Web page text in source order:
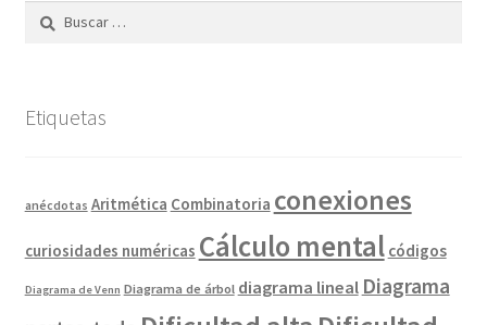
Buscar:
Etiquetas
anécdotas Aritmética Combinatoria conexiones
curiosidades numéricas Cálculo mental códigos
Diagrama de Venn Diagrama de árbol diagrama lineal Diagrama